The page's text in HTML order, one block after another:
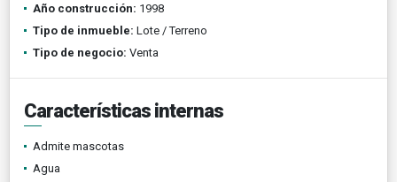
Año construcción: 1998
Tipo de inmueble: Lote / Terreno
Tipo de negocio: Venta
Características internas
Admite mascotas
Agua